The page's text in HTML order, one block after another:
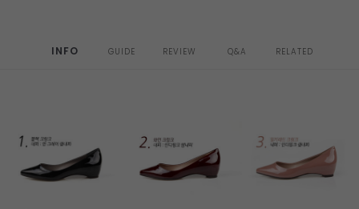
INFO GUIDE REVIEW Q&A RELATED